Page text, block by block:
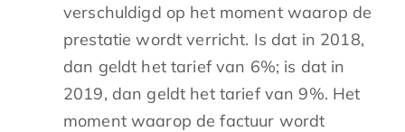
verschuldigd op het moment waarop de
prestatie wordt verricht. Is dat in 2018,
dan geldt het tarief van 6%; is dat in
2019, dan geldt het tarief van 9%. Het
moment waarop de factuur wordt